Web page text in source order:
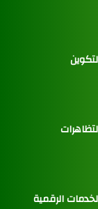
الرقمية